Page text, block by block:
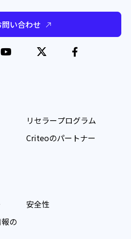
問い合わせ
リセラープログラム
Criteoのパートナー
の
安全性